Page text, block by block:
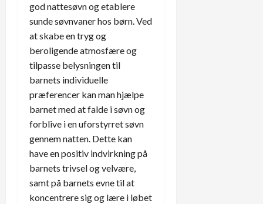
god nattesøvn og etablere
sunde søvnvaner hos børn. Ved
at skabe en tryg og
beroligende atmosfære og
tilpasse belysningen til
barnets individuelle
præferencer kan man hjælpe
barnet med at falde i søvn og
forblive i en uforstyrret søvn
gennem natten. Dette kan
have en positiv indvirkning på
barnets trivsel og velvære,
samt på barnets evne til at
koncentrere sig og lære i løbet